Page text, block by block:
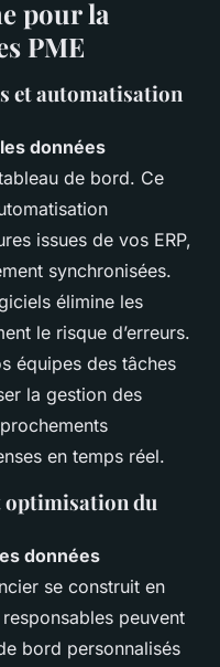
pour la
PME
et automatisation
données
de bord. Ce
issues de vos ERP,
synchronisées.
élimine les
le risque d’erreurs.
équipes des tâches
la gestion des
en temps réel.
optimisation du
données
se construit en
peuvent
bord personnalisés